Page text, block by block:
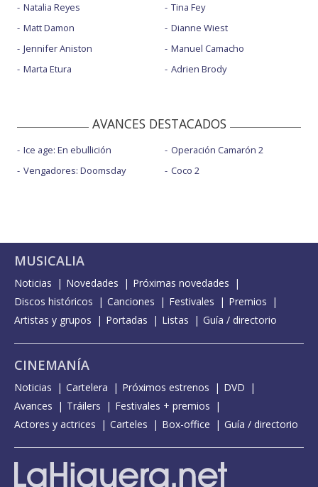
Natalia Reyes
Matt Damon
Jennifer Aniston
Marta Etura
Tina Fey
Dianne Wiest
Manuel Camacho
Adrien Brody
AVANCES DESTACADOS
Ice age: En ebullición
Vengadores: Doomsday
Operación Camarón 2
Coco 2
MUSICALIA
Noticias Novedades
Próximas novedades
Discos históricos
Canciones Festivales
Premios
Artistas y grupos
Portadas Listas Guía / directorio
CINEMANÍA
Noticias Cartelera Próximos estrenos
DVD
Avances
Tráilers
Festivales + premios
Actores y actrices
Carteles Box-office Guía / directorio